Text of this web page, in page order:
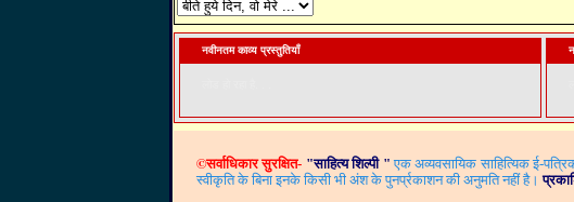
नवीनतम काव्य प्रस्तुतियाँ
©सर्वाधिकार सुरक्षित- "साहित्य शिल्पी " एक अव्यवसायिक साहित्यिक ई-
स्वीकृति के बिना इनके किसी भी अंश के पुनर्प्रकाशन की अनुमति नहीं है।